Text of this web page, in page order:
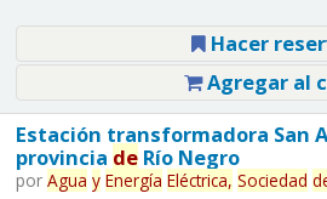
Hacer
Agregar al
Estación transformadora San
provincia deRío Negro
por Agua y Energía Eléctrica, Sociedad